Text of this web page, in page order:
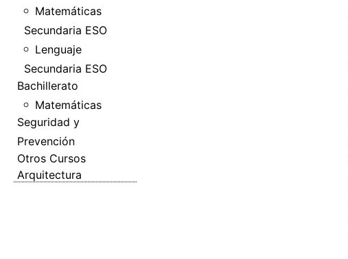
Matemáticas
Secundaria ESO
Lenguaje
Secundaria ESO
Bachillerato
Matemáticas
Seguridad y
Prevención
Otros Cursos
Arquitectura